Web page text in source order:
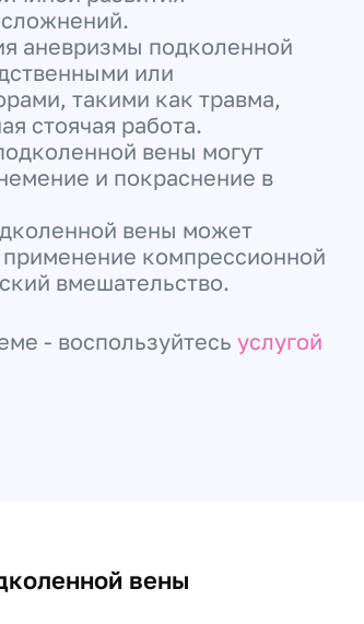
аневризмы подколенной
или
такими как травма,
стоячая работа.
вены могут
и покраснение в
вены может
компрессионной
вмешательство.
- воспользуйтесь услугой
вены